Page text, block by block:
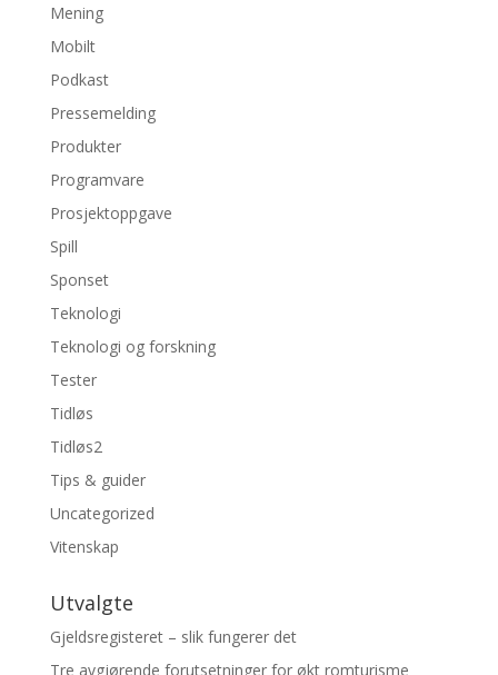
Mening
Mobilt
Podkast
Pressemelding
Produkter
Programvare
Prosjektoppgave
Spill
Sponset
Teknologi
Teknologi og forskning
Tester
Tidløs
Tidløs2
Tips & guider
Uncategorized
Vitenskap
Utvalgte
Gjeldsregisteret – slik fungerer det
Tre avgjørende forutsetninger for økt romturisme